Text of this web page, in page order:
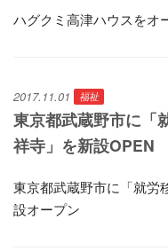
ハグクミ高津ハウスをオ
2017.11.01 福祉
東京都武蔵野市に「
祥寺」を新設OPEN
東京都武蔵野市に「就労
設オープン